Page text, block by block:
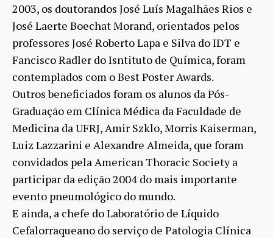
2003, os doutorandos José Luís Magalhães Rios e
José Laerte Boechat Morand, orientados pelos
professores José Roberto Lapa e Silva do IDT e
Fancisco Radler do Isntituto de Química, foram
contemplados com o Best Poster Awards.
Outros beneficiados foram os alunos da Pós-
Graduação em Clínica Médica da Faculdade de
Medicina da UFRJ, Amir Szklo, Morris Kaiserman,
Luiz Lazzarini e Alexandre Almeida, que foram
convidados pela American Thoracic Society a
participar da edição 2004 do mais importante
evento pneumológico do mundo.
E ainda, a chefe do Laboratório de Líquido
Cefalorraqueano do serviço de Patologia Clínica